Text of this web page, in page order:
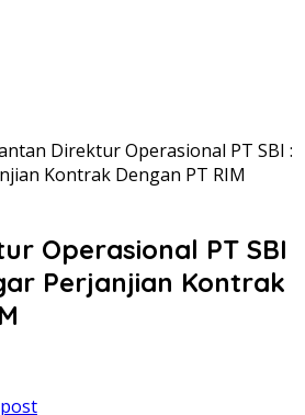
Direktur Operasional PT SBI :
Kontrak Dengan PT RIM
Operasional PT SBI
Perjanjian Kontrak